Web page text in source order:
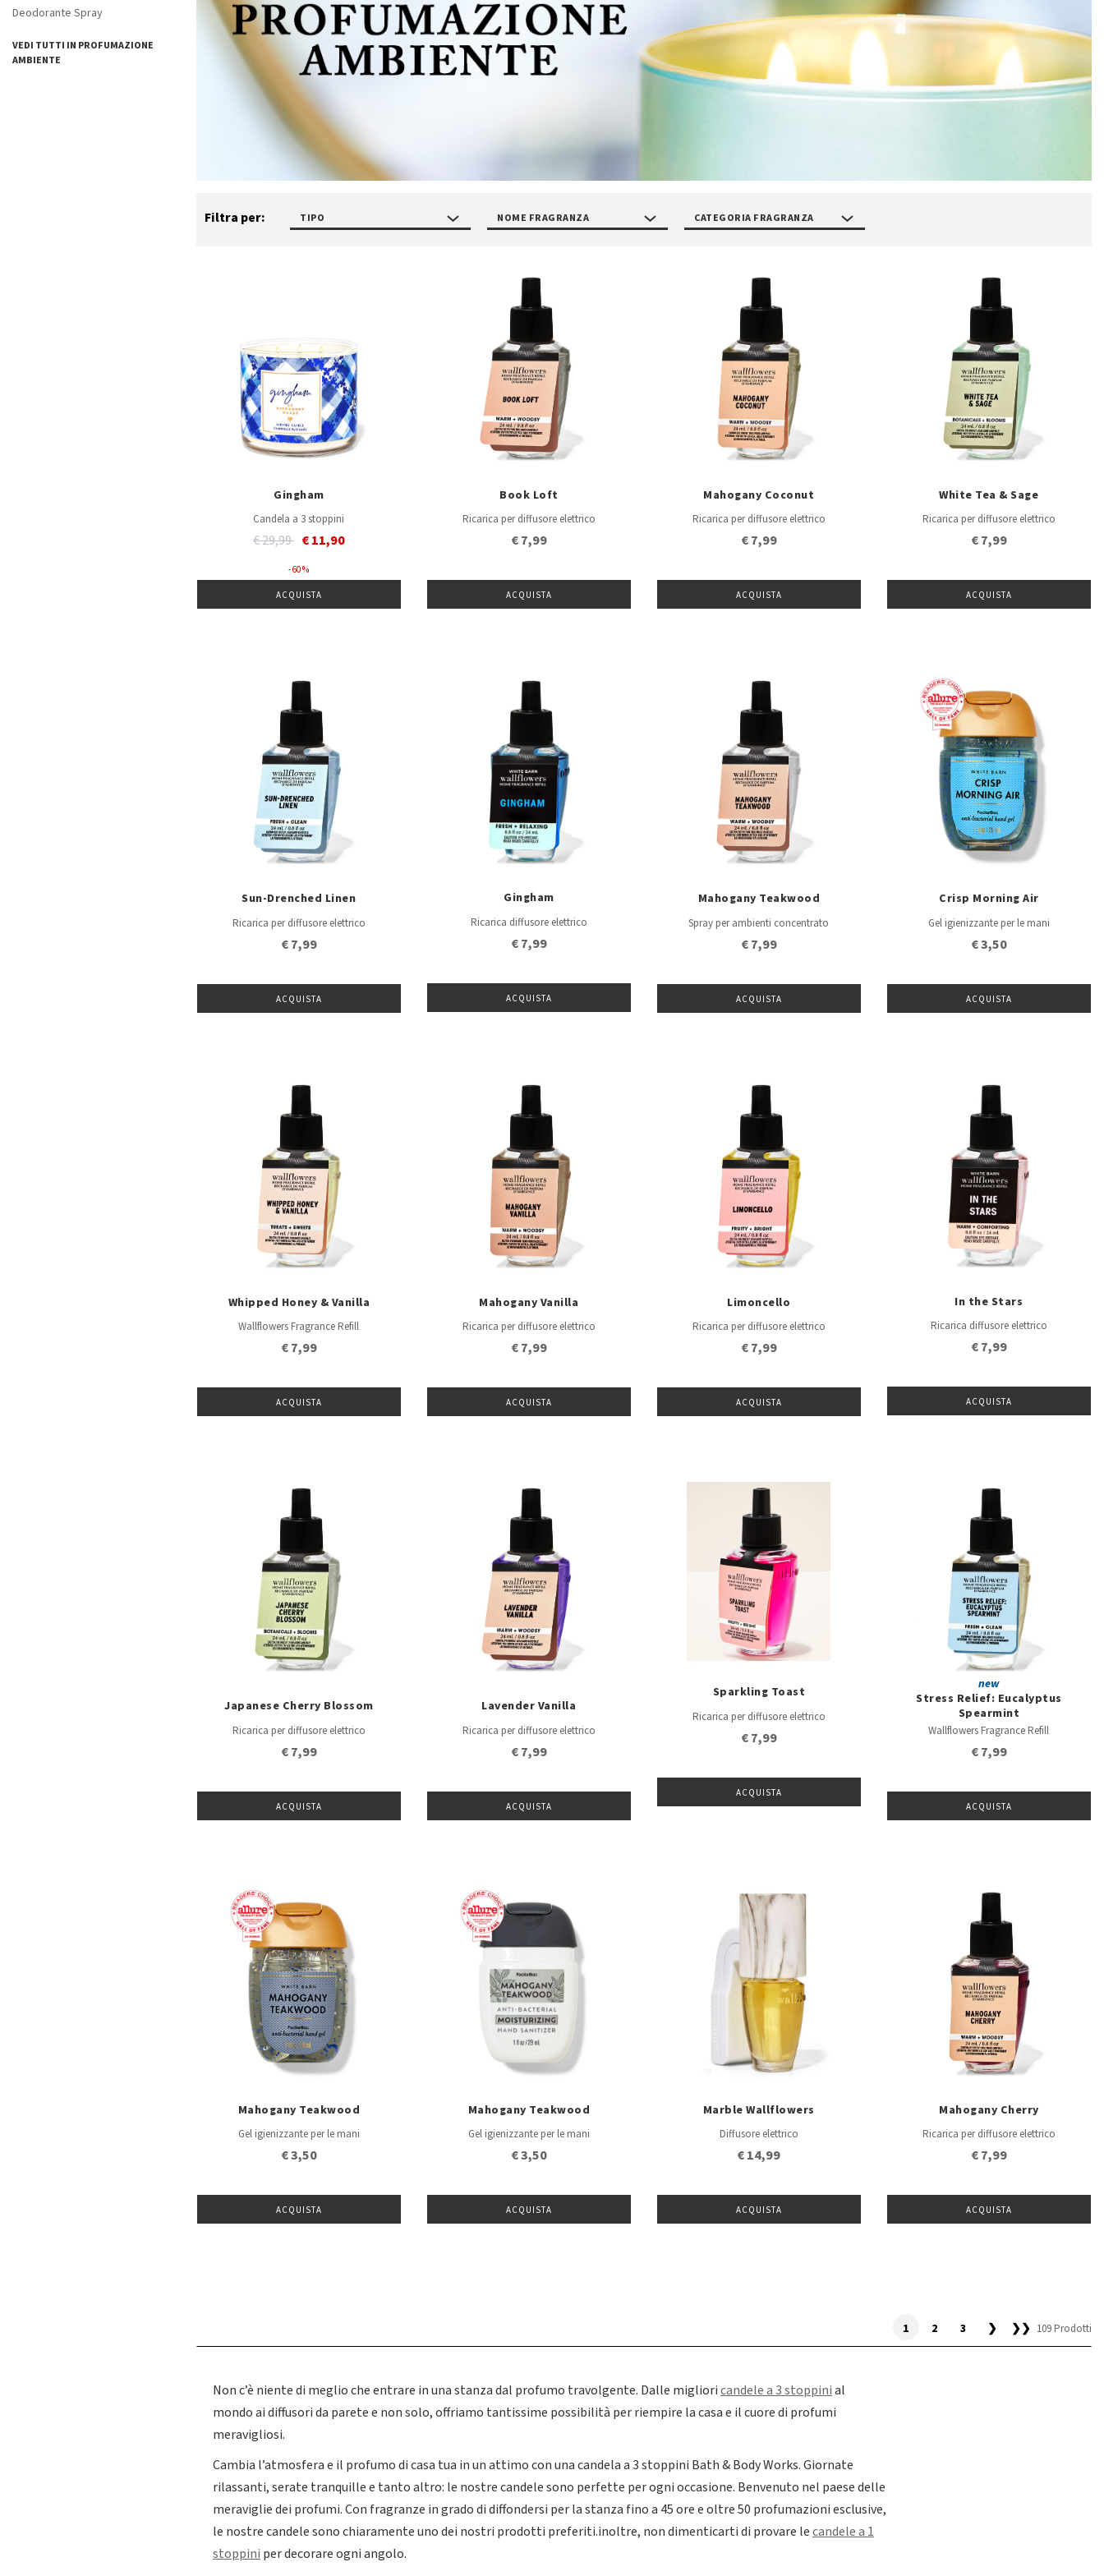
Deodorante Spray
VEDI TUTTI IN PROFUMAZIONE
AMBIENTE
Filtra per: TIPO NOME FRAGRANZA CATEGORIA FRAGRANZA
Gingham
Candela a 3 stoppini
Price reduced from
€ 29,99to€ 11,90
- 60 %
ACQUISTA
Book Loft
Ricarica per diffusore elettrico
€ 7,99
ACQUISTA
Mahogany Coconut
Ricarica per diffusore elettrico
€ 7,99
ACQUISTA
White Tea & Sage
Ricarica per diffusore elettrico
€ 7,99
ACQUISTA
Sun-Drenched Linen
Ricarica per diffusore elettrico
€ 7,99
ACQUISTA
Gingham
Ricarica diffusore elettrico
€ 7,99
ACQUISTA
Mahogany Teakwood
Spray per ambienti concentrato
€ 7,99
ACQUISTA
Crisp Morning Air
Gel igienizzante per le mani
€ 3,50
ACQUISTA
Whipped Honey & Vanilla
Wallflowers Fragrance Refill
€ 7,99
ACQUISTA
Mahogany Vanilla
Ricarica per diffusore elettrico
€ 7,99
ACQUISTA
Limoncello
Ricarica per diffusore elettrico
€ 7,99
ACQUISTA
In the Stars
Ricarica diffusore elettrico
€ 7,99
ACQUISTA
Japanese Cherry Blossom
Ricarica per diffusore elettrico
€ 7,99
ACQUISTA
Lavender Vanilla
Ricarica per diffusore elettrico
€ 7,99
ACQUISTA
Sparkling Toast
Ricarica per diffusore elettrico
€ 7,99
ACQUISTA
new
Stress Relief: Eucalyptus
Spearmint
Wallflowers Fragrance Refill
€ 7,99
ACQUISTA
Mahogany Teakwood
Gel igienizzante per le mani
€ 3,50
ACQUISTA
Mahogany Teakwood
Gel igienizzante per le mani
€ 3,50
ACQUISTA
Marble Wallflowers
Diffusore elettrico
€ 14,99
ACQUISTA
Mahogany Cherry
Ricarica per diffusore elettrico
€ 7,99
ACQUISTA
1 2 3 ❯ ❯❯ 109 Prodotti
Non c’è niente di meglio che entrare in una stanza dal profumo travolgente. Dalle miglioricandele a 3 stoppinial
mondo ai diffusori da parete e non solo, offriamo tantissime possibilità per riempire la casa e il cuore di profumi
meravigliosi.
Cambia l’atmosfera e il profumo di casa tua in un attimo con una candela a 3 stoppini Bath & Body Works. Giornate
rilassanti, serate tranquille e tanto altro: le nostre candele sono perfette per ogni occasione. Benvenuto nel paese delle
meraviglie dei profumi. Con fragranze in grado di diffondersi per la stanza fino a 45 ore e oltre 50 profumazioni esclusive,
le nostre candele sono chiaramente uno dei nostri prodotti preferiti.inoltre, non dimenticarti di provare lecandele a 1
stoppini per decorare ogni angolo.